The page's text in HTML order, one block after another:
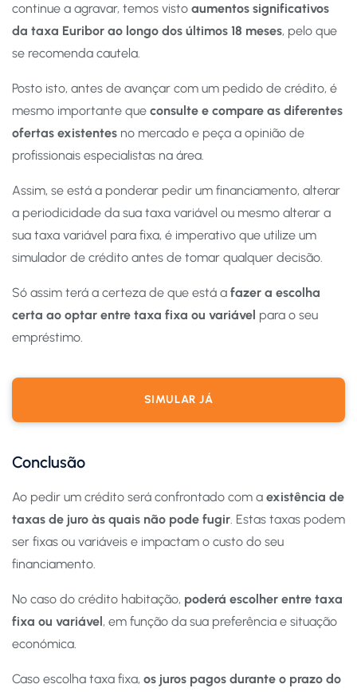
continue a agravar, temos visto aumentos significativos
da taxa Euribor ao longo dos últimos 18 meses, pelo que
se recomenda cautela.
Posto isto, antes de avançar com um pedido de crédito, é
mesmo importante que consulte e compare as diferentes
ofertas existentes no mercado e peça a opinião de
profissionais especialistas na área.
Assim, se está a ponderar pedir um financiamento, alterar
a periodicidade da sua taxa variável ou mesmo alterar a
sua taxa variável para fixa, é imperativo que utilize um
simulador de crédito antes de tomar qualquer decisão.
Só assim terá a certeza de que está a fazer a escolha
certa ao optar entre taxa fixa ou variável para o seu
empréstimo.
SIMULAR JÁ
Conclusão
Ao pedir um crédito será confrontado com a existência de
taxas de juro às quais não pode fugir . Estas taxas podem
ser fixas ou variáveis e impactam o custo do seu
financiamento.
No caso do crédito habitação, poderá escolher entre taxa
fixa ou variável, em função da sua preferência e situação
económica.
Caso escolha taxa fixa, os juros pagos durante o prazo do